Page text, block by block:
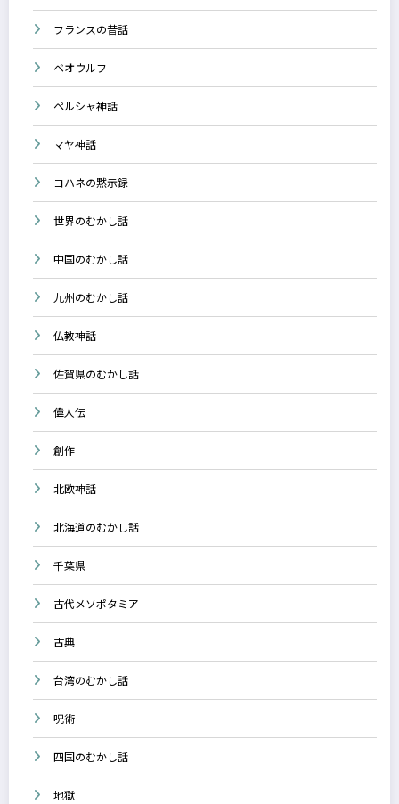
フランスの昔話
ベオウルフ
ペルシャ神話
マヤ神話
ヨハネの黙示録
世界のむかし話
中国のむかし話
九州のむかし話
仏教神話
佐賀県のむかし話
偉人伝
創作
北欧神話
北海道のむかし話
千葉県
古代メソポタミア
古典
台湾のむかし話
呪術
四国のむかし話
地獄